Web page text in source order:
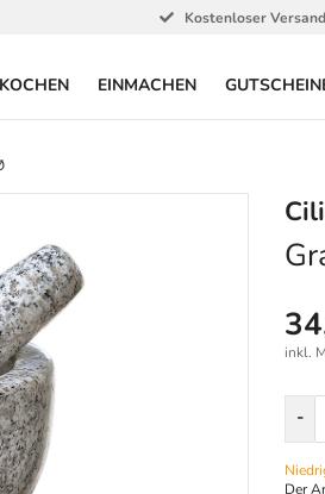
Kostenloser
KOCHEN EINMACHEN
inkl.
-
Der